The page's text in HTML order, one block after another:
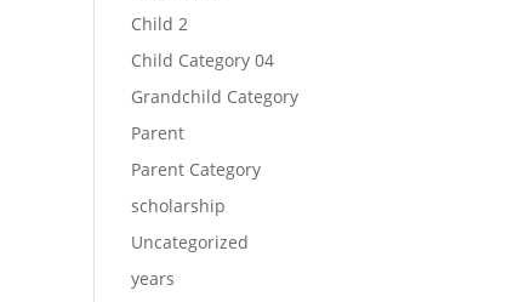
Child 2
Child Category 04
Grandchild Category
Parent
Parent Category
scholarship
Uncategorized
years